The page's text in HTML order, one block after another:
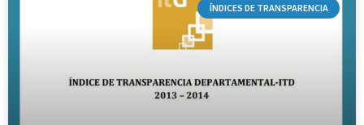
ÍNDICES DE TRANSPARENCIA